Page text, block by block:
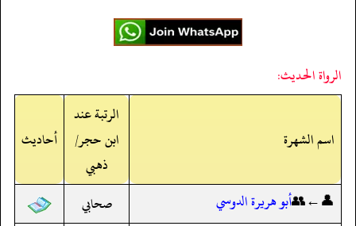
الرواة الحديث:
اسم الشهرة
الرتبة عند
ابن حجر/
ذهبي
أحاديث
👤←👥أبو هريرة الدوسي
صحابي